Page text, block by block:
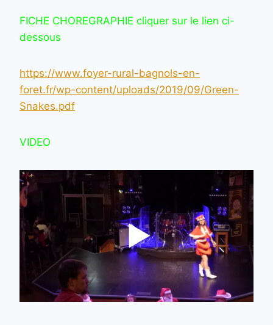
FICHE CHOREGRAPHIE cliquer sur le lien ci-
dessous
https://www.foyer-rural-bagnols-en-
foret.fr/wp-content/uploads/2019/09/Green-
Snakes.pdf
VIDEO